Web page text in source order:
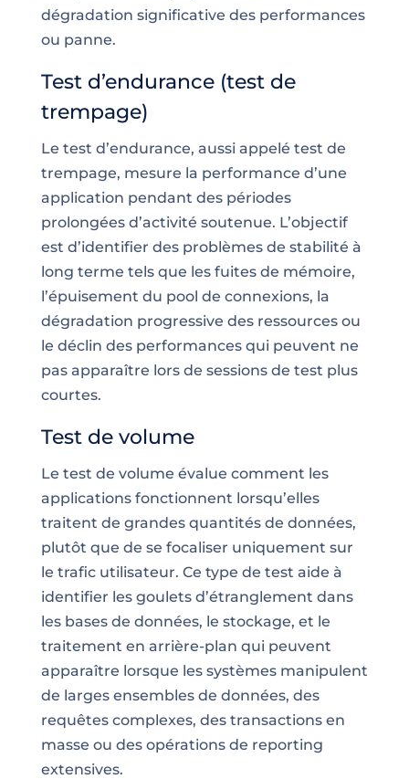
dégradation significative des performances
ou panne.
Test d’endurance (test de
trempage)
Le test d’endurance, aussi appelé test de
trempage, mesure la performance d’une
application pendant des périodes
prolongées d’activité soutenue. L’objectif
est d’identifier des problèmes de stabilité à
long terme tels que les fuites de mémoire,
l’épuisement du pool de connexions, la
dégradation progressive des ressources ou
le déclin des performances qui peuvent ne
pas apparaître lors de sessions de test plus
courtes.
Test de volume
Le test de volume évalue comment les
applications fonctionnent lorsqu’elles
traitent de grandes quantités de données,
plutôt que de se focaliser uniquement sur
le trafic utilisateur. Ce type de test aide à
identifier les goulets d’étranglement dans
les bases de données, le stockage, et le
traitement en arrière-plan qui peuvent
apparaître lorsque les systèmes manipulent
de larges ensembles de données, des
requêtes complexes, des transactions en
masse ou des opérations de reporting
extensives.